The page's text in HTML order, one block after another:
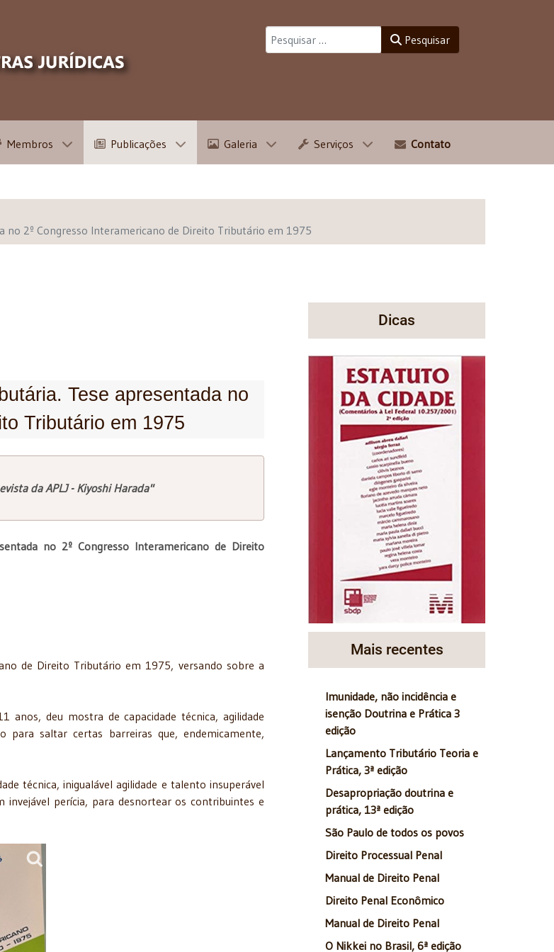
Pesquisar
Membros Publicações Galeria Serviços Contato
2º Congresso Interamericano de Direito Tributário em 1975
Tese apresentada no
Tributário em 1975
da APLJ - Kiyoshi Harada"
no 2º Congresso Interamericano de Direito
de Direito Tributário em 1975, versando sobre a
deu mostra de capacidade técnica, agilidade
saltar certas barreiras que, endemicamente,
técnica, inigualável agilidade e talento insuperável
perícia, para desnortear os contribuintes e
Dicas
Mais recentes
Imunidade, não incidência e
isenção Doutrina e Prática 3
edição
Lançamento Tributário Teoria e
Prática, 3ª edição
Desapropriação doutrina e
prática, 13ª edição
São Paulo de todos os povos
Direito Processual Penal
Manual de Direito Penal
Direito Penal Econômico
Manual de Direito Penal
O Nikkei no Brasil, 6ª edição